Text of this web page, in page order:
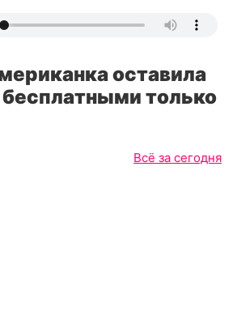
оставила
только
Всё за сегодня